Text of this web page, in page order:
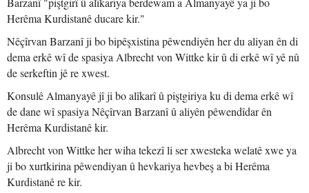
Herêma Kurdistanê ducare kir."
Nêçîrvan Barzanî ji bo bipêşxistina pêwendiyên her du aliyan ên di
dema erkê wî de spasiya Albrecht von Wittke kir û di erkê wî yê nû
de serkeftin jê re xwest.
Konsulê Almanyayê jî ji bo alîkarî û piştgiriya ku di dema erkê wî
de dane wî spasiya Nêçîrvan Barzanî û aliyên pêwendîdar ên
Herêma Kurdistanê kir.
Albrecht von Wittke her wiha tekezî li ser xwesteka welatê xwe ya
ji bo xurtkirina pêwendiyan û hevkariya hevbeş a bi Herêma
Kurdistanê re kir.